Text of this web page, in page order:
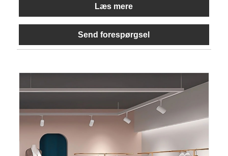
Læs mere
Send forespørgsel